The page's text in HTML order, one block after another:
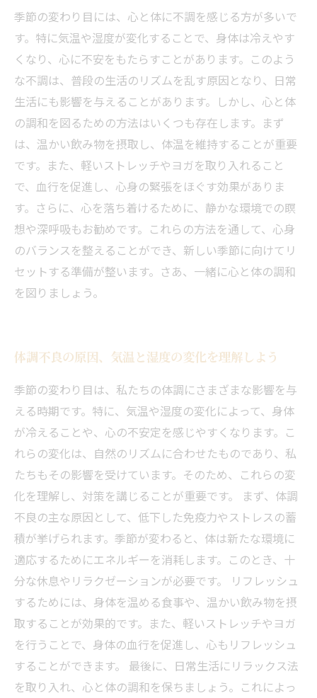
させる
心と体の調和がもたらす効果、リフレッシュの
重要性
新たな季節を迎える準備、心と体を整える方法
まとめ
季節の変わり目には、心と体に不調を感じる方が多いで
す。特に気温や湿度が変化することで、身体は冷えやす
くなり、心に不安をもたらすことがあります。このよう
な不調は、普段の生活のリズムを乱す原因となり、日常
生活にも影響を与えることがあります。しかし、心と体
の調和を図るための方法はいくつも存在します。まず
は、温かい飲み物を摂取し、体温を維持することが重要
です。また、軽いストレッチやヨガを取り入れること
で、血行を促進し、心身の緊張をほぐす効果がありま
す。さらに、心を落ち着けるために、静かな環境での瞑
想や深呼吸もお勧めです。これらの方法を通して、心身
のバランスを整えることができ、新しい季節に向けてリ
セットする準備が整います。さあ、一緒に心と体の調和
を図りましょう。
体調不良の原因、気温と湿度の変化を理解しよう
季節の変わり目は、私たちの体調にさまざまな影響を与
える時期です。特に、気温や湿度の変化によって、身体
が冷えることや、心の不安定を感じやすくなります。こ
れらの変化は、自然のリズムに合わせたものであり、私
たちもその影響を受けています。そのため、これらの変
化を理解し、対策を講じることが重要です。 まず、体調
不良の主な原因として、低下した免疫力やストレスの蓄
積が挙げられます。季節が変わると、体は新たな環境に
適応するためにエネルギーを消耗します。このとき、十
分な休息やリラクゼーションが必要です。 リフレッシュ
するためには、身体を温める食事や、温かい飲み物を摂
取することが効果的です。また、軽いストレッチやヨガ
を行うことで、身体の血行を促進し、心もリフレッシュ
することができます。 最後に、日常生活にリラックス法
を取り入れ、心と体の調和を保ちましょう。これによっ